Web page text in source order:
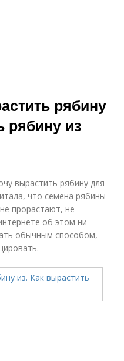
рябину
рябину из
вырастить рябину для
что семена рябины
прорастают, не
об этом ни
обычным способом,